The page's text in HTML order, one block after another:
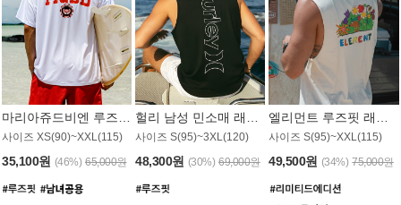
사이즈 XS(90)~XXL(115)
35,100원 (46%) 65,000원
사이즈 S(95)~3XL(120)
48,300원 (30%) 69,000원
사이즈 S(95)~XXL(115)
49,500원 (34%) 75,000원